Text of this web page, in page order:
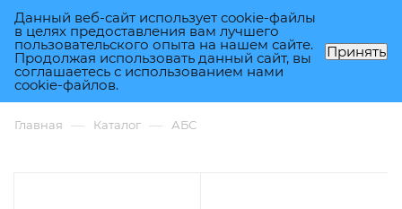
АБС
Главная — Каталог — АБС
Данный веб-сайт использует cookie-файлы
в целях предоставления вам лучшего
пользовательского опыта на нашем сайте.
Продолжая использовать данный сайт, вы
соглашаетесь с использованием нами
cookie-файлов.
Принять